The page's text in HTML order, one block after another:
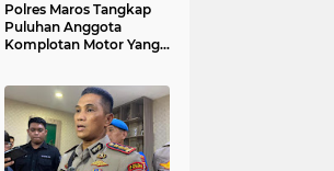
Polres Maros Tangkap
Puluhan Anggota
Komplotan Motor Yang